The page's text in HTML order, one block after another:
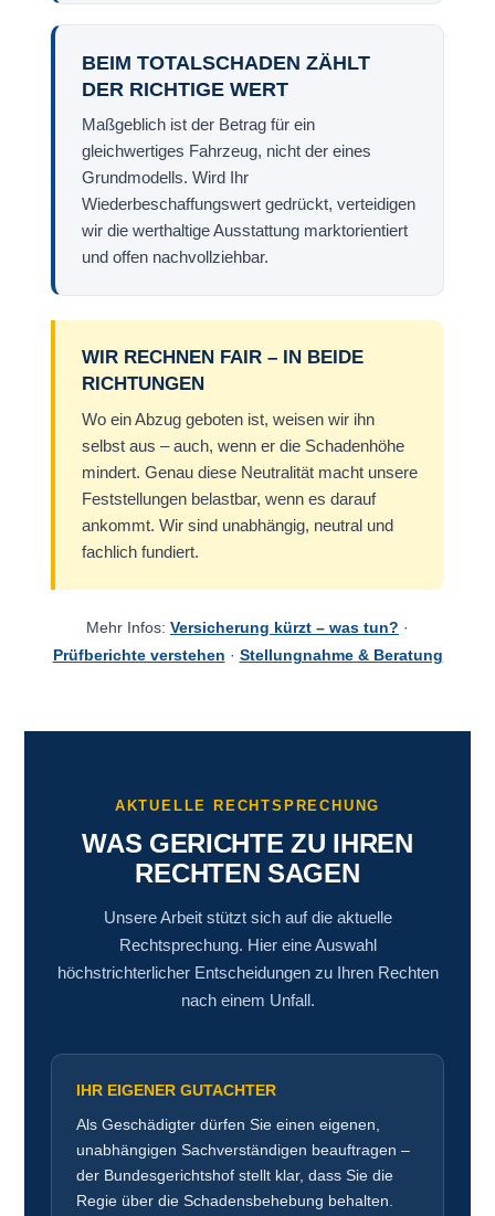
BEIM TOTALSCHADEN ZÄHLT
DER RICHTIGE WERT
Maßgeblich ist der Betrag für ein
gleichwertiges Fahrzeug, nicht der eines
Grundmodells. Wird Ihr
Wiederbeschaffungswert gedrückt, verteidigen
wir die werthaltige Ausstattung marktorientiert
und offen nachvollziehbar.
WIR RECHNEN FAIR – IN BEIDE
RICHTUNGEN
Wo ein Abzug geboten ist, weisen wir ihn
selbst aus – auch, wenn er die Schadenhöhe
mindert. Genau diese Neutralität macht unsere
Feststellungen belastbar, wenn es darauf
ankommt. Wir sind unabhängig, neutral und
fachlich fundiert.
Mehr Infos: Versicherung kürzt – was tun? ·
Prüfberichte verstehen · Stellungnahme & Beratung
AKTUELLE RECHTSPRECHUNG
WAS GERICHTE ZU IHREN
RECHTEN SAGEN
Unsere Arbeit stützt sich auf die aktuelle
Rechtsprechung. Hier eine Auswahl
höchstrichterlicher Entscheidungen zu Ihren Rechten
nach einem Unfall.
IHR EIGENER GUTACHTER
Als Geschädigter dürfen Sie einen eigenen,
unabhängigen Sachverständigen beauftragen –
der Bundesgerichtshof stellt klar, dass Sie die
Regie über die Schadensbehebung behalten.